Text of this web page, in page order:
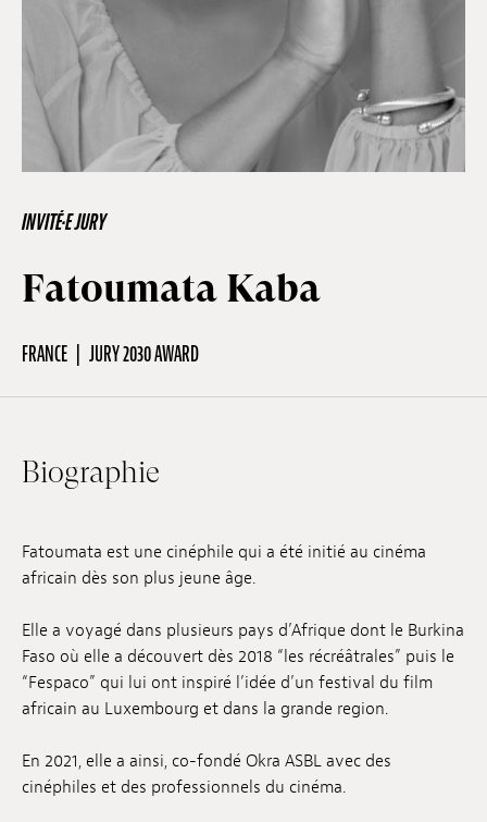
Hors-Festival
Infos pratiques
Jeune Public
Scolaire
Presse / Pro
FR
Soumissions
Publications
INVITÉ·E JURY
Fatoumata Kaba
FRANCE JURY 2030 AWARD
Biographie
Fatoumata est une cinéphile qui a été initié au cinéma
africain dès son plus jeune âge.
Elle a voyagé dans plusieurs pays d’Afrique dont le Burkina
Faso où elle a découvert dès 2018 “les récréâtrales” puis le
“Fespaco” qui lui ont inspiré l’idée d’un festival du film
africain au Luxembourg et dans la grande region.
En 2021, elle a ainsi, co-fondé Okra ASBL avec des
cinéphiles et des professionnels du cinéma.